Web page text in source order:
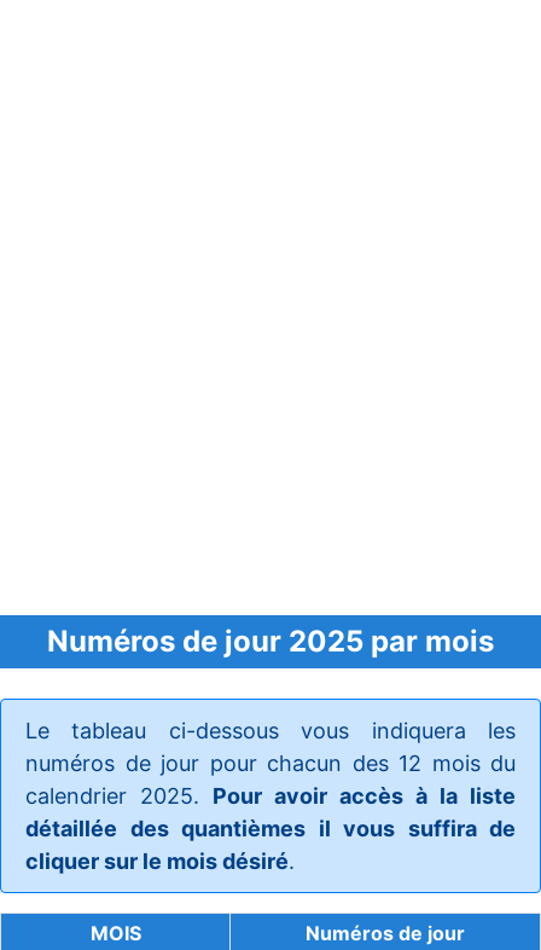
Numéros de jour 2025 par mois
Le tableau ci-dessous vous indiquera les
numéros de jour pour chacun des 12 mois du
calendrier 2025. Pour avoir accès à la liste
détaillée des quantièmes il vous suffira de
cliquer sur le mois désiré.
MOIS
Numéros de jour